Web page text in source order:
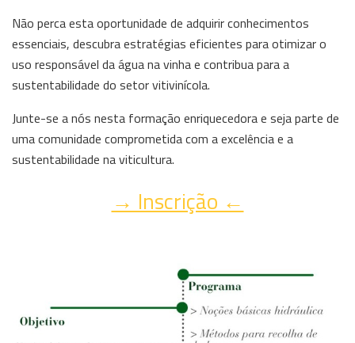
Não perca esta oportunidade de adquirir conhecimentos
essenciais, descubra estratégias eficientes para otimizar o
uso responsável da água na vinha e contribua para a
sustentabilidade do setor vitivinícola.
Junte-se a nós nesta formação enriquecedora e seja parte de
uma comunidade comprometida com a excelência e a
sustentabilidade na viticultura.
→ Inscrição ←